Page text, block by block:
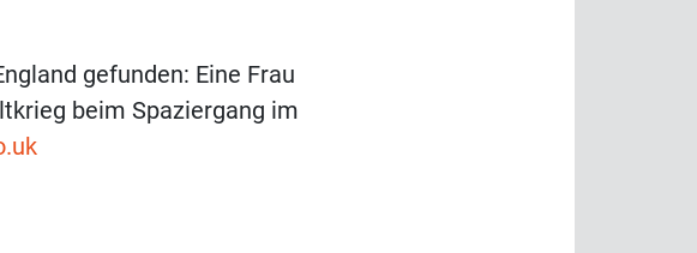
gefunden: Eine Frau
beim Spaziergang im